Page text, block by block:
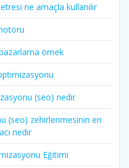
ne amaçla kullanılır
örnek
(seo) nedir
(seo) zehirlenmesinin en
nedir
Eğitimi